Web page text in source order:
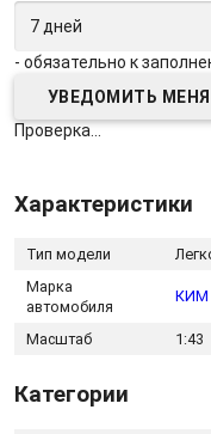
- обязательно к
Проверка...
Характеристики
Тип модели
Марка
автомобиля
КИМ
Масштаб 1:43
Категории